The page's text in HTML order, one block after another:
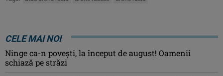
CELE MAI NOI
Ninge ca-n povești, la început de august! Oamenii
schiază pe străzi